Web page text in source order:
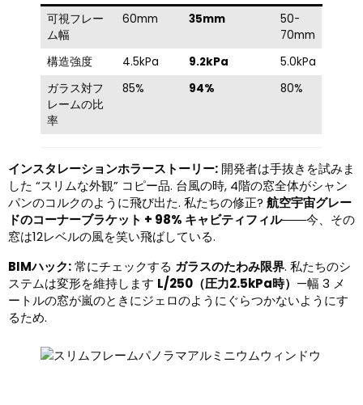
可視フレー
ム幅
60mm 35mm
50-
70mm
構造強度
4.5kPa 9.2kPa
5.0kPa
ガラス対フ
レームの比
率
85% 94% 80%
インスタレーションホラーストーリー: 開発者は手抜きを試みま
した “スリムな外観” コピー品. 台風の時, 4階の窓全体がシャン
パンのコルクのように飛び出た. 私たちの修正? 航空宇宙グレー
ドのコーナーブラケット + 98% キャビティフィル――今、その
窓は12レベルの風を笑い飛ばしている.
BIMハック:常にチェックする ガラスのたわみ限界. 私たちのシ
ステムは変形を維持します L/250（圧力2.5kPa時） —幅 3 メ
ートルの窓が嵐のときにジェロのようにぐらつかないようにす
るため.